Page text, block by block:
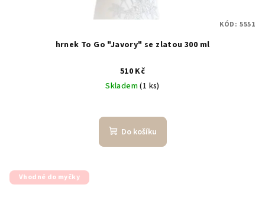
hrnek To Go "Javory" se zlatou 300 ml
510 Kč
Skladem(1 ks)
Do košíku
KÓD: 5551
Vhodné do myčky